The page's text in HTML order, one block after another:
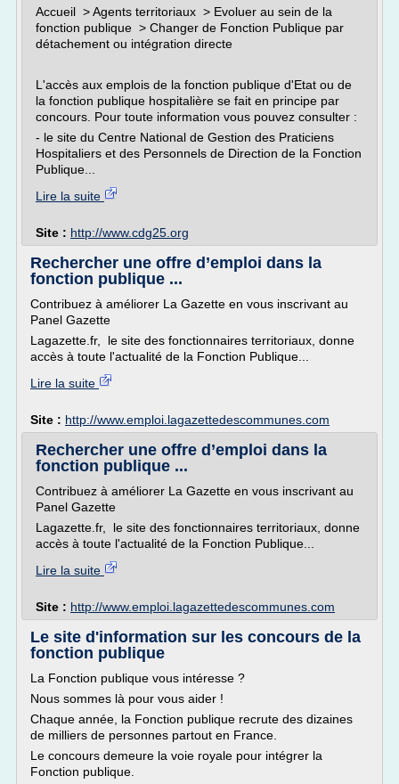
Accueil > Agents territoriaux > Evoluer au sein de la
fonction publique > Changer de Fonction Publique par
détachement ou intégration directe
L'accès aux emplois de la fonction publique d'Etat ou de
la fonction publique hospitalière se fait en principe par
concours. Pour toute information vous pouvez consulter :
- le site du Centre National de Gestion des Praticiens
Hospitaliers et des Personnels de Direction de la Fonction
Publique...
Lire la suite
Site : http://www.cdg25.org
Rechercher une offre d’emploi dans la
fonction publique ...
Contribuez à améliorer La Gazette en vous inscrivant au
Panel Gazette
Lagazette.fr, le site des fonctionnaires territoriaux, donne
accès à toute l'actualité de la Fonction Publique...
Lire la suite
Site : http://www.emploi.lagazettedescommunes.com
Rechercher une offre d’emploi dans la
fonction publique ...
Contribuez à améliorer La Gazette en vous inscrivant au
Panel Gazette
Lagazette.fr, le site des fonctionnaires territoriaux, donne
accès à toute l'actualité de la Fonction Publique...
Lire la suite
Site : http://www.emploi.lagazettedescommunes.com
Le site d'information sur les concours de la
fonction publique
La Fonction publique vous intéresse ?
Nous sommes là pour vous aider !
Chaque année, la Fonction publique recrute des dizaines
de milliers de personnes partout en France.
Le concours demeure la voie royale pour intégrer la
Fonction publique.